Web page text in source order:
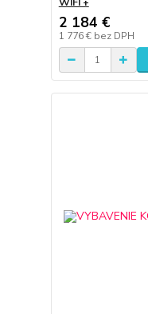
2 184 €
1 776 € bez DPH